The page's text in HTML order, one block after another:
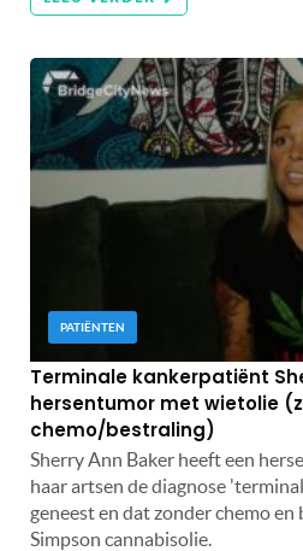
PATIËNTEN
Terminale kankerpatiënt
hersentumor met wietolie
chemo/bestraling)
Sherry Ann Baker heeft een
haar artsen de diagnose
geneest en dat zonder chemo
Simpson cannabisolie.